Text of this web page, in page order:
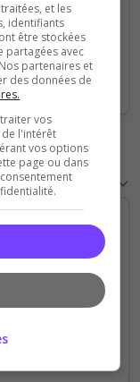
Jun Jul Aug
et les
identifiants
être stockées
partagées avec
partenaires et
des données de
vos
de l'intérêt
vos options
page ou dans